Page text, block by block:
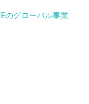
のグローバル事業